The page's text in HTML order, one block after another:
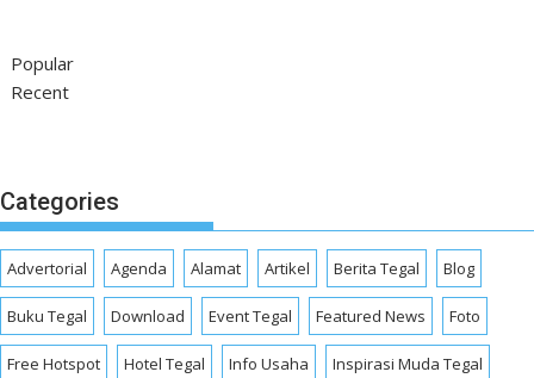
Popular
Recent
Categories
Advertorial Agenda Alamat Artikel Berita Tegal Blog
Buku Tegal Download Event Tegal Featured News Foto
Free Hotspot Hotel Tegal Info Usaha Inspirasi Muda Tegal